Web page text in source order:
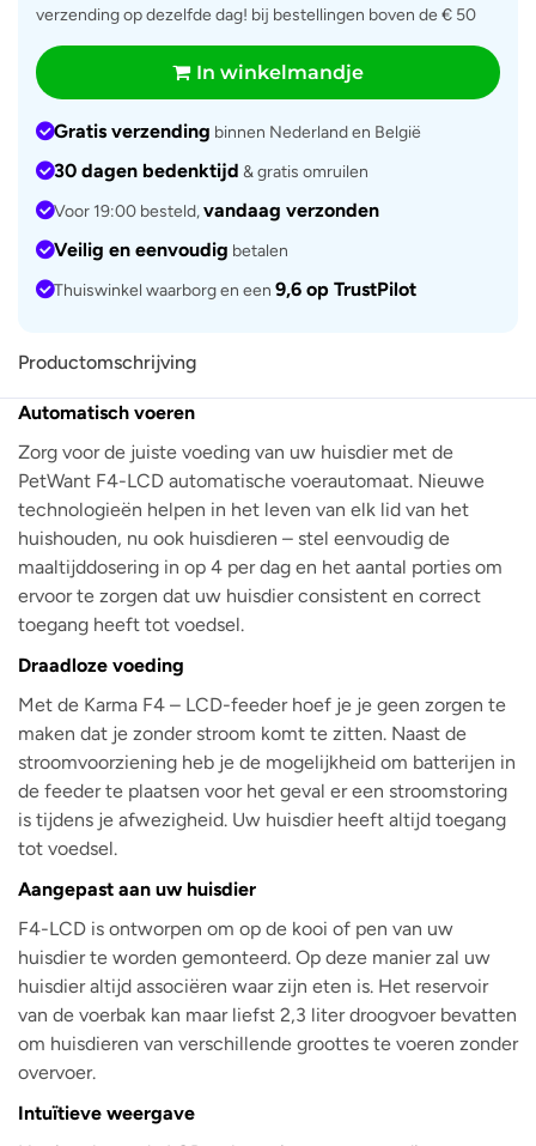
verzending op dezelfde dag! bij bestellingen boven de € 50
In winkelmandje
Gratis verzending binnen Nederland en België
30 dagen bedenktijd & gratis omruilen
Voor 19:00 besteld,vandaag verzonden
Veilig en eenvoudig betalen
Thuiswinkel waarborg en een 9,6 op TrustPilot
Productomschrijving
Automatisch voeren
Zorg voor de juiste voeding van uw huisdier met de
PetWant F4-LCD automatische voerautomaat. Nieuwe
technologieën helpen in het leven van elk lid van het
huishouden, nu ook huisdieren – stel eenvoudig de
maaltijddosering in op 4 per dag en het aantal porties om
ervoor te zorgen dat uw huisdier consistent en correct
toegang heeft tot voedsel.
Draadloze voeding
Met de Karma F4 – LCD-feeder hoef je je geen zorgen te
maken dat je zonder stroom komt te zitten. Naast de
stroomvoorziening heb je de mogelijkheid om batterijen in
de feeder te plaatsen voor het geval er een stroomstoring
is tijdens je afwezigheid. Uw huisdier heeft altijd toegang
tot voedsel.
Aangepast aan uw huisdier
F4-LCD is ontworpen om op de kooi of pen van uw
huisdier te worden gemonteerd. Op deze manier zal uw
huisdier altijd associëren waar zijn eten is. Het reservoir
van de voerbak kan maar liefst 2,3 liter droogvoer bevatten
om huisdieren van verschillende groottes te voeren zonder
overvoer.
Intuïtieve weergave